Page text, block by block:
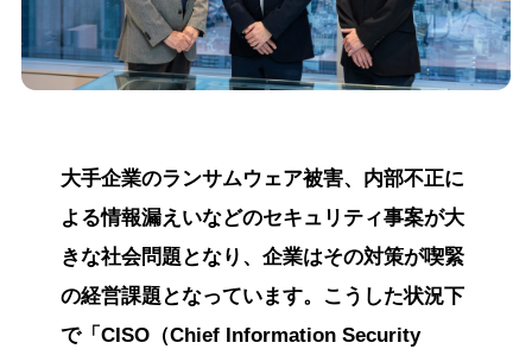
大手企業のランサムウェア被害、内部不正に
よる情報漏えいなどのセキュリティ事案が大
きな社会問題となり、企業はその対策が喫緊
の経営課題となっています。こうした状況下
で「CISO（Chief Information Security